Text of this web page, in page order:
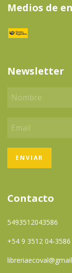
Medios de
Newsletter
Contacto
5493512043586
+54 9 3512 04-3586